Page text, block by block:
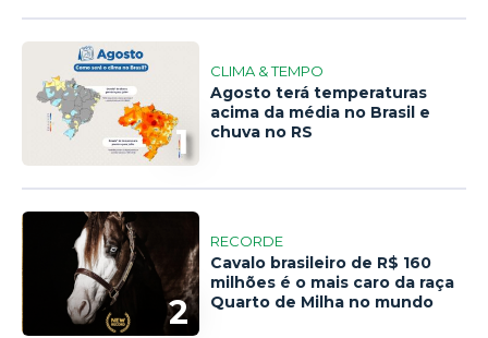
1
CLIMA & TEMPO
Agosto terá temperaturas
acima da média no Brasil e
chuva no RS
2
RECORDE
Cavalo brasileiro de R$ 160
milhões é o mais caro da raça
Quarto de Milha no mundo